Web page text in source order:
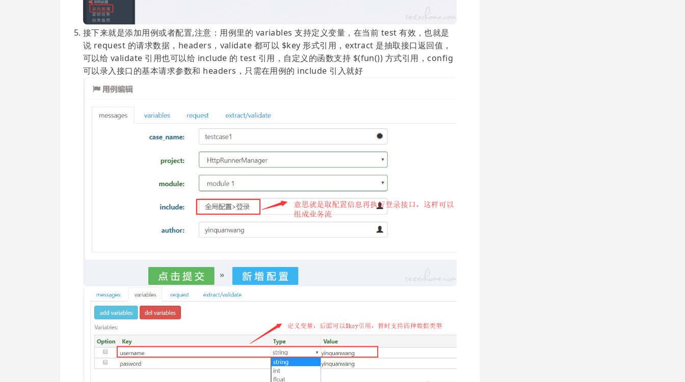
接下来就是添加用例或者配置,注意：用例里的 variables 支持定义变量，在当前 test 有效，也就是
说 request 的请求数据，headers，validate 都可以 $key 形式引用，extract 是抽取接口返回值，
可以给 validate 引用也可以给 include 的 test 引用，自定义的函数支持 $(fun()) 方式引用，config
可以录入接口的基本请求参数和 headers，只需在用例的 include 引入就好